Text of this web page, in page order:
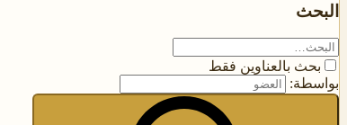
البحث
بحث بالعناوين فقط
بواسطة: